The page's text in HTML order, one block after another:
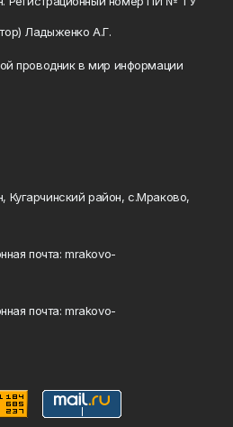
Ладыженко А.Г.
проводник в мир информации
Кугарчинский район, с.Мраково,
почта: mrakovo-
почта: mrakovo-